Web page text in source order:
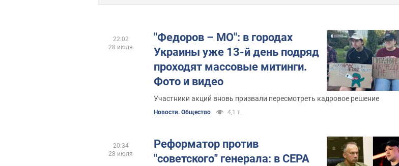
"Федоров – МО": в городах
Украины уже 13-й день подряд
проходят массовые митинги.
Фото и видео
Участники акций вновь призвали пересмотреть кадровое решение
Новости. Общество 4,1 т.
22:02
28 июля
Реформатор против
"советского" генерала: в CEPA
20:34
28 июля